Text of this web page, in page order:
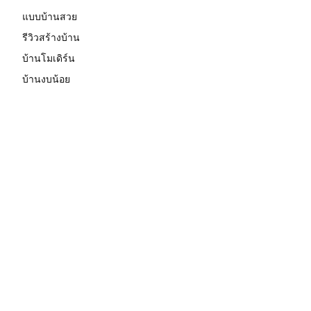
แบบบ้านสวย
รีวิวสร้างบ้าน
บ้านโมเดิร์น
บ้านงบน้อย